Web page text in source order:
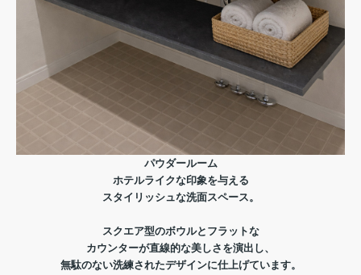
パウダールーム
ホテルライクな印象を与える
スタイリッシュな洗面スペース。
スクエア型のボウルとフラットな
カウンターが直線的な美しさを演出し、
無駄のない洗練されたデザインに仕上げています。